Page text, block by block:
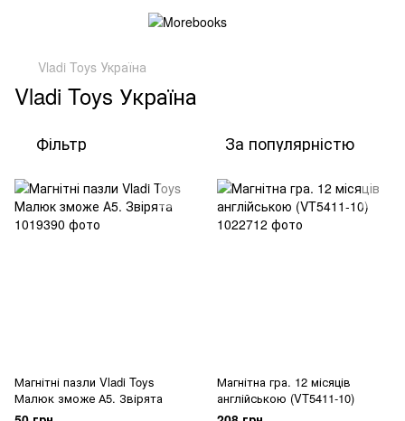
Vladi Toys Україна
Vladi Toys Україна
Фільтр За популярністю
Магнітні пазли Vladi Toys
Малюк зможе А5. Звірята
Магнітна гра. 12 місяців
англійською (VT5411-10)